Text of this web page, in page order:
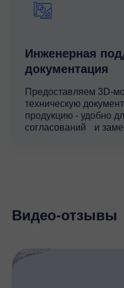
Инженерная
документация
Предоставляем 3D-
техническую
продукцию - удобно
согласований и
Видео-отзывы